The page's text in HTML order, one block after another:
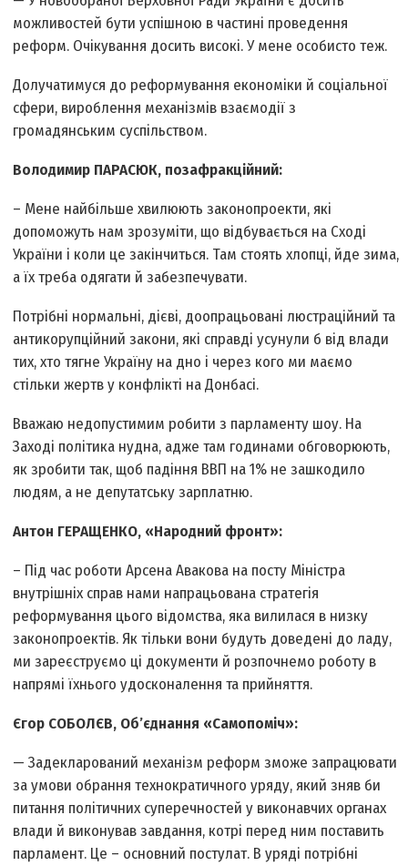
можливостей бути успішною в частині проведення
реформ. Очікування досить високі. У мене особисто теж.
Долучатимуся до реформування економіки й соціальної
сфери, вироблення механізмів взаємодії з
громадянським суспільством.
Володимир ПАРАСЮК, позафракційний:
– Мене найбільше хвилюють законопроекти, які
допоможуть нам зрозуміти, що відбувається на Сході
України і коли це закінчиться. Там стоять хлопці, йде зима,
а їх треба одягати й забезпечувати.
Потрібні нормальні, дієві, до­опрацьовані люстраційний та
антикорупційний закони, які справді усунули б від влади
тих, хто тягне Україну на дно і через кого ми маємо
стільки жертв у конфлікті на Донбасі.
Вважаю недопустимим робити з парламенту шоу. На
Заході політика нудна, адже там годинами обговорюють,
як зробити так, щоб падіння ВВП на 1% не зашкодило
людям, а не депутатську зарплатню.
Антон ГЕРАЩЕНКО, «Народний фронт»:
– Під час роботи Арсена Авакова на посту Міністра
внутрішніх справ нами напрацьована стратегія
реформування цього відомства, яка вилилася в низку
законопроектів. Як тільки вони будуть доведені до ладу,
ми зареєструємо ці документи й розпочнемо роботу в
напрямі їхнього удосконалення та прийняття.
Єгор СОБОЛЄВ, Об’єднання «Самопоміч»:
— Задекларований механізм реформ зможе запрацювати
за умови обрання технократичного уряду, який зняв би
питання політичних суперечностей у виконавчих органах
влади й виконував завдання, котрі перед ним поставить
парламент. Це – основний постулат. В уряді потрібні